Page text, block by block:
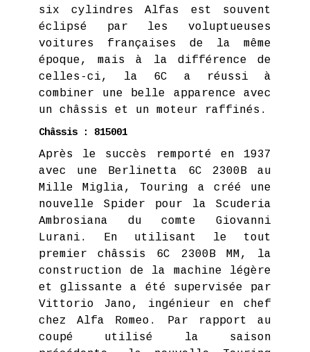
six cylindres Alfas est souvent
éclipsé par les voluptueuses
voitures françaises de la même
époque, mais à la différence de
celles-ci, la 6C a réussi à
combiner une belle apparence avec
un châssis et un moteur raffinés.
Châssis : 815001
Après le succès remporté en 1937
avec une Berlinetta 6C 2300B au
Mille Miglia, Touring a créé une
nouvelle Spider pour la Scuderia
Ambrosiana du comte Giovanni
Lurani. En utilisant le tout
premier châssis 6C 2300B MM, la
construction de la machine légère
et glissante a été supervisée par
Vittorio Jano, ingénieur en chef
chez Alfa Romeo. Par rapport au
coupé utilisé la saison